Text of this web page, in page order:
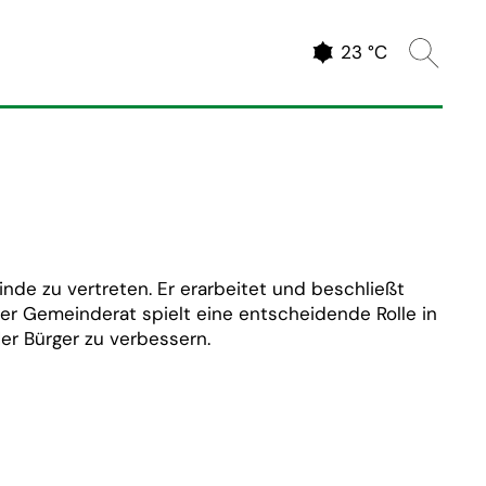
Aktuelles
23 °C Website
zu vertreten. Er erarbeitet und beschließt
Gemeinderat spielt eine entscheidende Rolle in
Bürger zu verbessern.